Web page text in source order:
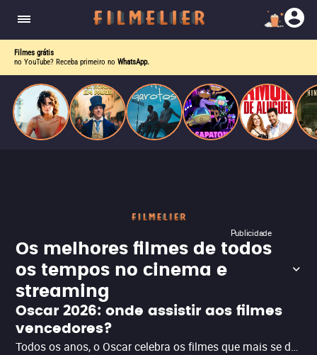
Filmes grátis
no YouTube? Receba primeiro no WhatsApp.
Publicidade
Os melhores filmes de todos
os tempos no cinema e
streaming
Oscar 2026: onde assistir aos filmes
vencedores?
Todos os anos, o Oscar celebra os filmes que mais se destacaram na indústria cinematográfica, premiando obras que conquistam o público e a crítica com histórias envolventes, direções marcantes, atuações memoráveis e excelência técnica. Esta lista apresenta os filmes vencedores do Oscar 2026, reunindo produções que se destacaram na premiação e garantiram seu lugar entre os grandes destaques do cinema no ano. Descubra onde assistir a cada filme.
escrevia e a vida real começa a desaparecer.